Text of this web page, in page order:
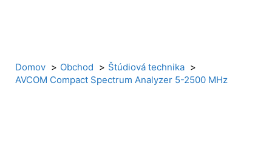
Domov Obchod
Štúdiová technika
AVCOM Compact Spectrum Analyzer 5-2500 MHz